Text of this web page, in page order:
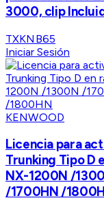
3000, clip
TXKNB65
Iniciar Sesión
KENWOOD
Licencia para
Trunking Tipo D
NX-1200N /
/1700HN /